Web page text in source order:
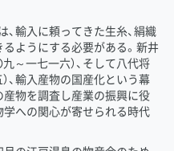
輸入に頼ってきた生糸、絹織
ようにする必要がある。新井
～一七一六）、そして八代将
、輸入産物の国産化という幕
産物を調査し産業の振興に役
学への関心が寄せられる時代